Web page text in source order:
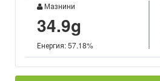
Мазнини
34.9g
Енергия: 57.18%